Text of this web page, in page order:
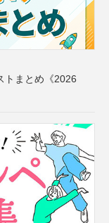
トまとめ《2026